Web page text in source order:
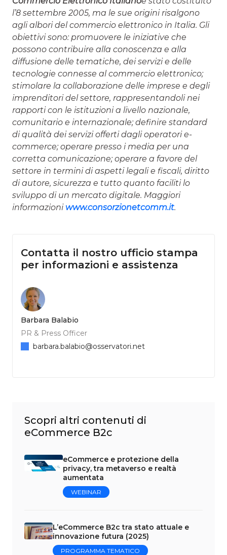
l’8 settembre 2005, ma le sue origini risalgono
agli albori del commercio elettronico in Italia. Gli
obiettivi sono: promuovere le iniziative che
possono contribuire alla conoscenza e alla
diffusione delle tematiche, dei servizi e delle
tecnologie connesse al commercio elettronico;
stimolare la collaborazione delle imprese e degli
imprenditori del settore, rappresentandoli nei
rapporti con le istituzioni a livello nazionale,
comunitario e internazionale; definire standard
di qualità dei servizi offerti dagli operatori e-
commerce; operare presso i media per una
corretta comunicazione; operare a favore del
settore in termini di aspetti legali e fiscali, diritto
di autore, sicurezza e tutto quanto faciliti lo
sviluppo di un mercato digitale. Maggiori
informazioni www.consorzionetcomm.it.
Contatta il nostro ufficio stampa
per informazioni e assistenza
Barbara Balabio
PR & Press Officer
barbara.balabio@osservatori.net
Scopri altri contenuti di
eCommerce B2c
eCommerce e protezione della
privacy, tra metaverso e realtà
aumentata
WEBINAR
L’eCommerce B2c tra stato attuale e
innovazione futura (2025)
PROGRAMMA TEMATICO